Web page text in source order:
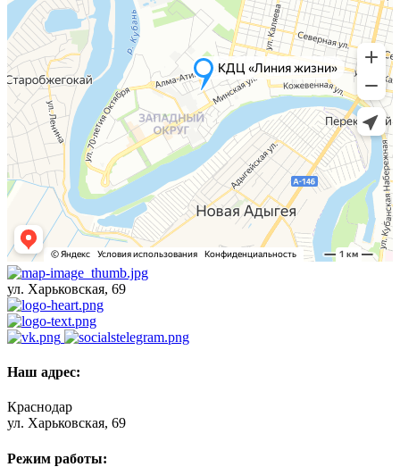
ул. Харьковская, 69
Наш адрес:
Краснодар
ул. Харьковская, 69
Режим работы: